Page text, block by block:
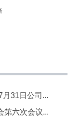
31日公司...
第六次会议...